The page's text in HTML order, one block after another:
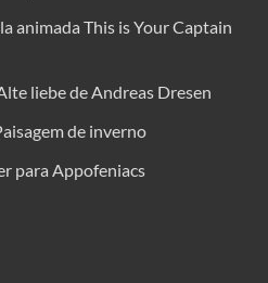
animada This is Your Captain
liebe de Andreas Dresen
de inverno
para Appofeniacs